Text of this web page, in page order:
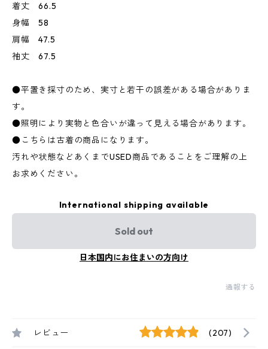
着丈 66.5
身幅 58
肩幅 47.5
袖丈 67.5
●平置き採寸のため、実寸と若干の誤差がある場合がありま
す。
●照明により実物と色合いが違って見える場合があります。
●こちらは古着の商品になります。
汚れや状態などあくまでUSED商品であることをご理解の上
お求めください。
International shipping available
Sold out
日本国内にお住まいの方向け
通報する
レビュー (207)